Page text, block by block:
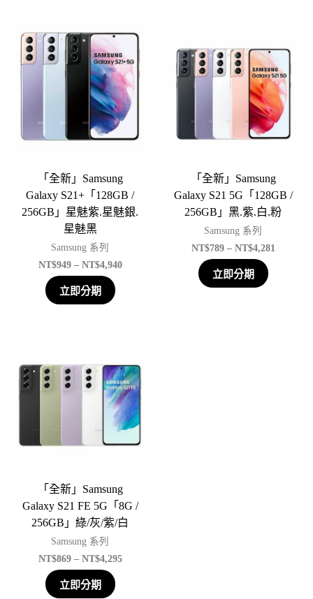
「全新」Samsung
Galaxy S21+「128GB /
256GB」星魅紫.星魅銀.
星魅黑
Samsung 系列
NT$949 – NT$4,940
立即分期
「全新」Samsung
Galaxy S21 5G「128GB /
256GB」黑.紫.白.粉
Samsung 系列
NT$789 – NT$4,281
立即分期
「全新」Samsung
Galaxy S21 FE 5G「8G /
256GB」綠/灰/紫/白
Samsung 系列
NT$869 – NT$4,295
立即分期